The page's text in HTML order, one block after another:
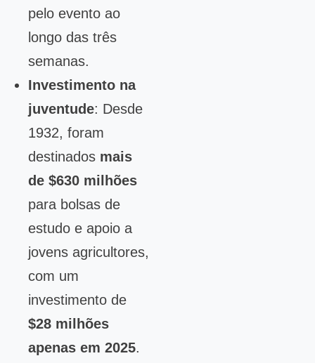
pelo evento ao
longo das três
semanas.
Investimento na
juventude: Desde
1932, foram
destinados mais
de $630 milhões
para bolsas de
estudo e apoio a
jovens agricultores,
com um
investimento de
$28 milhões
apenas em 2025.